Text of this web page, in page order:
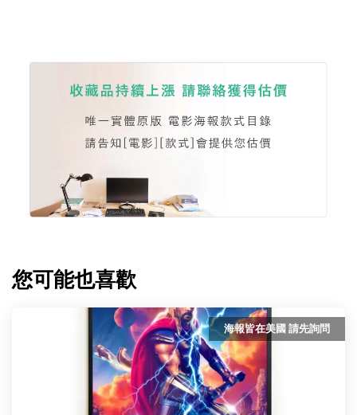
您可能也喜歡
海報皆在美國 請先詢問